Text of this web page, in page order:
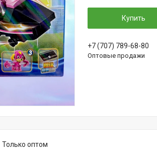
Купить
+7 (707) 789-68-80
Оптовые продажи
Только оптом